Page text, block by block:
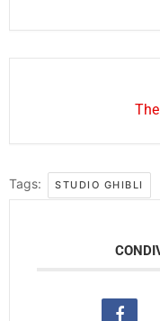
Tags: STUDIO GHIBLI